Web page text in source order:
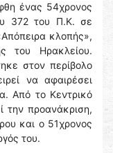
ένας 54χρονος
372 του Π.Κ. σε
κλοπής»,
του Ηρακλείου.
στον περίβολο
να αφαιρέσει
Από το Κεντρικό
την προανάκριση,
και ο 51χρονος
του.